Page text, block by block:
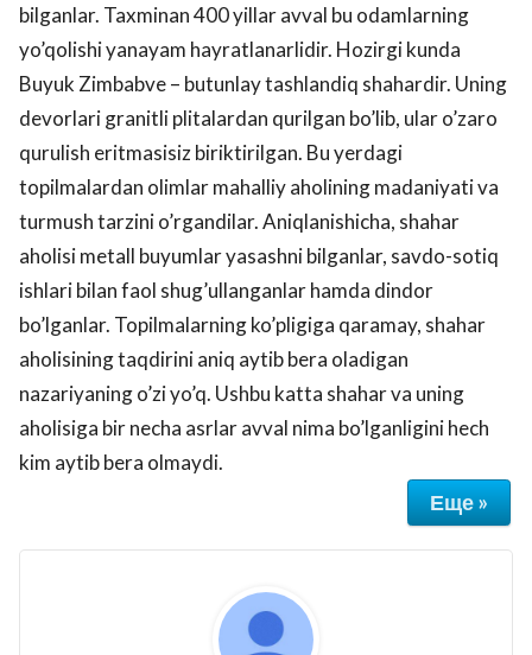
bilganlar. Taxminan 400 yillar avval bu odamlarning
yo’qolishi yanayam hayratlanarlidir. Hozirgi kunda
Buyuk Zimbabve – butunlay tashlandiq shahardir. Uning
devorlari granitli plitalardan qurilgan bo’lib, ular o’zaro
qurulish eritmasisiz biriktirilgan. Bu yerdagi
topilmalardan olimlar mahalliy aholining madaniyati va
turmush tarzini o’rgandilar. Aniqlanishicha, shahar
aholisi metall buyumlar yasashni bilganlar, savdo-sotiq
ishlari bilan faol shug’ullanganlar hamda dindor
bo’lganlar. Topilmalarning ko’pligiga qaramay, shahar
aholisining taqdirini aniq aytib bera oladigan
nazariyaning o’zi yo’q. Ushbu katta shahar va uning
aholisiga bir necha asrlar avval nima bo’lganligini hech
kim aytib bera olmaydi.
Еще »